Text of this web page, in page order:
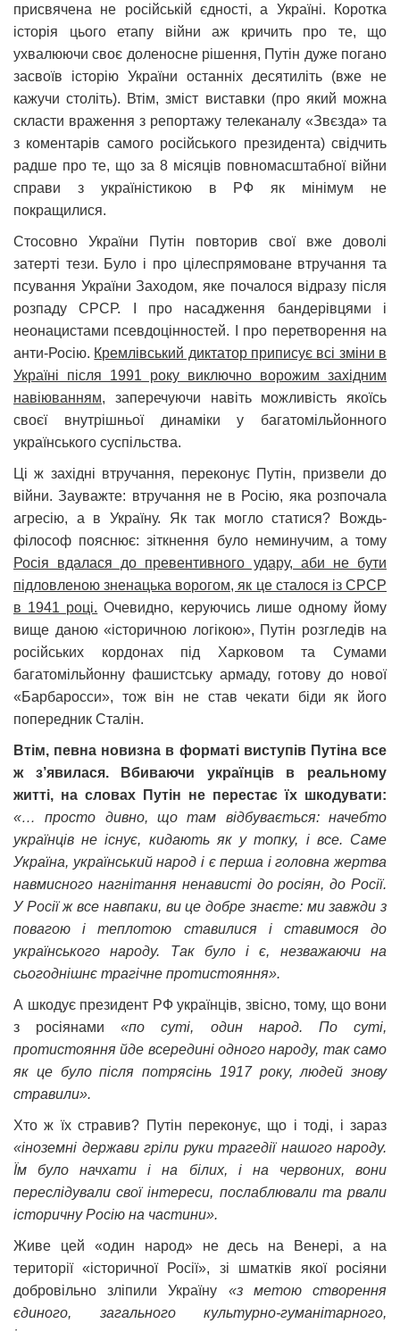
присвячена не російській єдності, а Україні. Коротка
історія цього етапу війни аж кричить про те, що
ухвалюючи своє доленосне рішення, Путін дуже погано
засвоїв історію України останніх десятиліть (вже не
кажучи століть). Втім, зміст виставки (про який можна
скласти враження з репортажу телеканалу «Звєзда» та
з коментарів самого російського президента) свідчить
радше про те, що за 8 місяців повномасштабної війни
справи з україністикою в РФ як мінімум не
покращилися.
Стосовно України Путін повторив свої вже доволі
затерті тези. Було і про цілеспрямоване втручання та
псування України Заходом, яке почалося відразу після
розпаду СРСР. І про насадження бандерівцями і
неонацистами псевдоцінностей. І про перетворення на
анти-Росію. Кремлівський диктатор приписує всі зміни в
Україні після 1991 року виключно ворожим західним
навіюванням, заперечуючи навіть можливість якоїсь
своєї внутрішньої динаміки у багатомільйонного
українського суспільства.
Ці ж західні втручання, переконує Путін, призвели до
війни. Зауважте: втручання не в Росію, яка розпочала
агресію, а в Україну. Як так могло статися? Вождь-
філософ пояснює: зіткнення було неминучим, а тому
Росія вдалася до превентивного удару, аби не бути
підловленою зненацька ворогом, як це сталося із СРСР
в 1941 році. Очевидно, керуючись лише одному йому
вище даною «історичною логікою», Путін розгледів на
російських кордонах під Харковом та Сумами
багатомільйонну фашистську армаду, готову до нової
«Барбаросси», тож він не став чекати біди як його
попередник Сталін.
Втім, певна новизна в форматі виступів Путіна все
ж з’явилася. Вбиваючи українців в реальному
житті, на словах Путін не перестає їх шкодувати:
«… просто дивно, що там відбувається: начебто
українців не існує, кидають як у топку, і все. Саме
Україна, український народ і є перша і головна жертва
навмисного нагнітання ненависті до росіян, до Росії.
У Росії ж все навпаки, ви це добре знаєте: ми завжди з
повагою і теплотою ставилися і ставимося до
українського народу. Так було і є, незважаючи на
сьогоднішнє трагічне протистояння».
А шкодує президент РФ українців, звісно, тому, що вони
з росіянами «по суті, один народ. По суті,
протистояння йде всередині одного народу, так само
як це було після потрясінь 1917 року, людей знову
стравили».
Хто ж їх стравив? Путін переконує, що і тоді, і зараз
«іноземні держави гріли руки трагедії нашого народу.
Їм було начхати і на білих, і на червоних, вони
переслідували свої інтереси, послаблювали та рвали
історичну Росію на частини».
Живе цей «один народ» не десь на Венері, а на
території «історичної Росії», зі шматків якої росіяни
добровільно зліпили Україну «з метою створення
єдиного, загального культурно-гуманітарного,